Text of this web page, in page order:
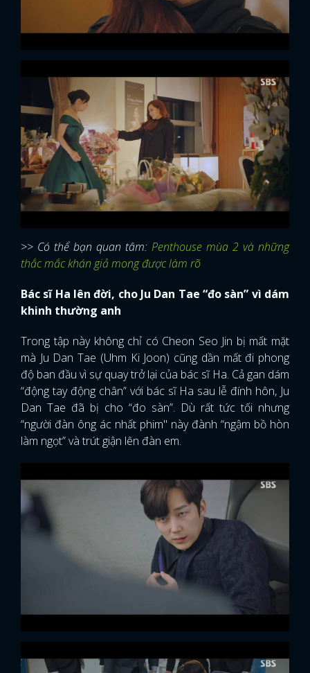
>> Có thể bạn quan tâm: Penthouse mùa 2 và những
thắc mắc khán giả mong được làm rõ
Bác sĩ Ha lên đời, cho Ju Dan Tae “đo sàn” vì dám
khinh thường anh
Trong tập này không chỉ có Cheon Seo Jin bị mất mặt
mà Ju Dan Tae (Uhm Ki Joon) cũng dần mất đi phong
độ ban đầu vì sự quay trở lại của bác sĩ Ha. Cả gan dám
“động tay động chân” với bác sĩ Ha sau lễ đính hôn, Ju
Dan Tae đã bị cho “đo sàn”. Dù rất tức tối nhưng
“người đàn ông ác nhất phim" này đành “ngậm bồ hòn
làm ngọt” và trút giận lên đàn em.